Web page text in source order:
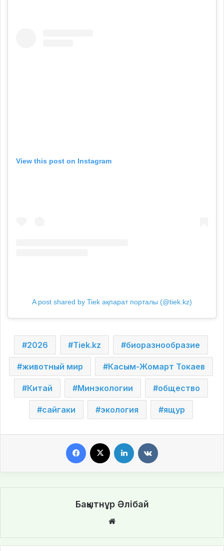
View this post on Instagram
A post shared by Tiek ақпарат порталы (@tiek.kz)
2026 Tiek.kz биоразнообразие
животный мир Касым-Жомарт Токаев
Китай Минэкологии общество
сайгаки экология ящур
Бақытнұр Әлібай
te